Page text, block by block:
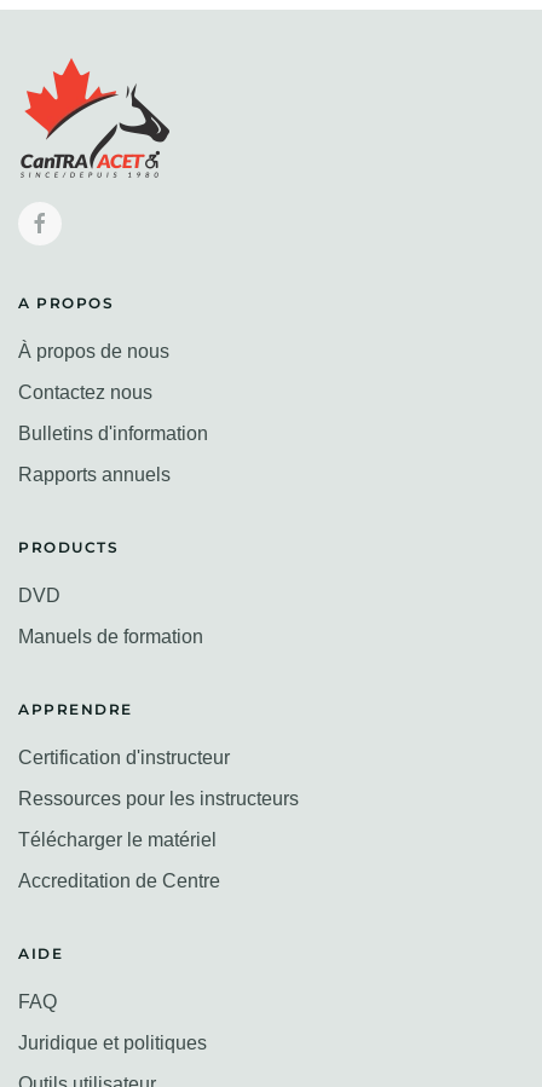
A PROPOS
À propos de nous
Contactez nous
Bulletins d'information
Rapports annuels
PRODUCTS
DVD
Manuels de formation
APPRENDRE
Certification d'instructeur
Ressources pour les instructeurs
Télécharger le matériel
Accreditation de Centre
AIDE
FAQ
Juridique et politiques